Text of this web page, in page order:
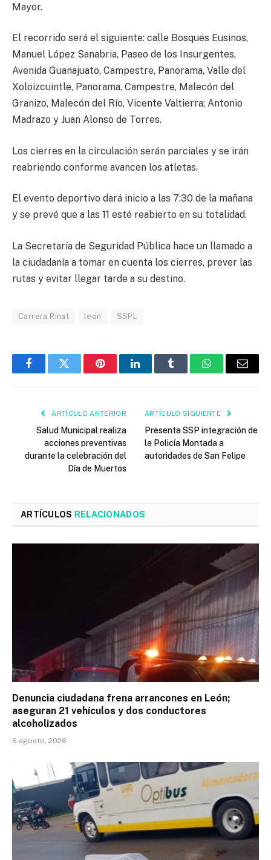
Mayor.
El recorrido será el siguiente: calle Bosques Eusinos,
Manuel López Sanabria, Paseo de los Insurgentes,
Avenida Guanajuato, Campestre, Panorama, Valle del
Xoloizcuintle, Panorama, Campestre, Malecón del
Granizo, Malecón del Río, Vicente Valtierra; Antonio
Madrazo y Juan Alonso de Torres.
Los cierres en la circulación serán parciales y se irán
reabriendo conforme avancen los atletas.
El evento deportivo dará inicio a las 7:30 de la mañana
y se prevé que a las 11 esté reabierto en su totalidad.
La Secretaría de Seguridad Pública hace un llamado a
la ciudadanía a tomar en cuenta los cierres, prever las
rutas y evitar llegar tarde a su destino.
Carrera Rinat leon SSPL
FacebookTwitter PinterestLinkedInTumblr WhatsAppEmail
ARTÍCULO ANTERIOR
Salud Municipal realiza
acciones preventivas
durante la celebración del
Día de Muertos
ARTÍCULO SIGUIENTE
Presenta SSP integración de
la Policía Montada a
autoridades de San Felipe
ARTÍCULOS RELACIONADOS
Denuncia ciudadana frena arrancones en León;
aseguran 21 vehículos y dos conductores
alcoholizados
6 agosto, 2026